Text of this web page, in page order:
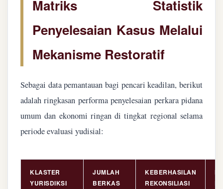
Matriks Statistik
Penyelesaian Kasus Melalui
Mekanisme Restoratif
Sebagai data pemantauan bagi pencari keadilan, berikut
adalah ringkasan performa penyelesaian perkara pidana
umum dan ekonomi ringan di tingkat regional selama
periode evaluasi yudisial:
KLASTER
YURISDIKSI
JUMLAH
BERKAS
KEBERHASILAN
REKONSILIASI